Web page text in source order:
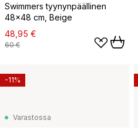
Swimmers tyynynpäällinen
48x48 cm, Beige
48,95 €
60 €
Varastossa
-11%